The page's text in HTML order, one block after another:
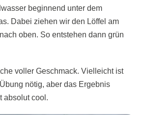
beginnend unter dem
Dabei ziehen wir den Löffel am
oben. So entstehen dann grün
voller Geschmack. Vielleicht ist
nötig, aber das Ergebnis
absolut cool.